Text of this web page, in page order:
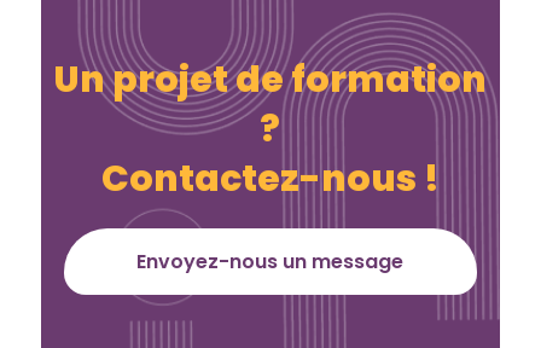
Un projet de formation
?
Contactez-nous !
Envoyez-nous un message